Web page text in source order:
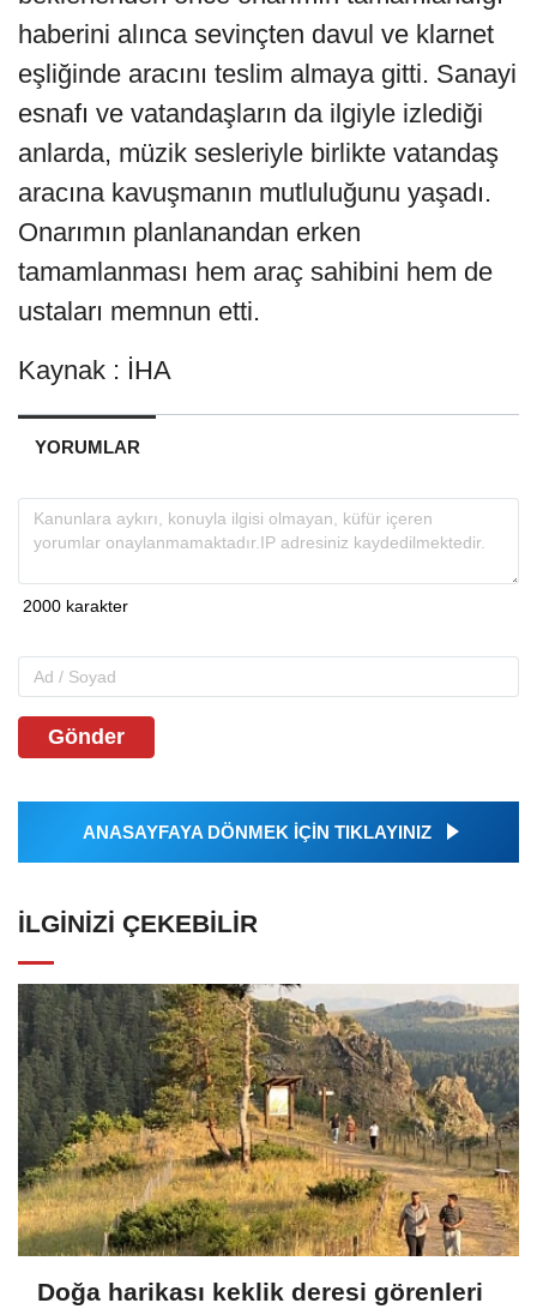
haberini alınca sevinçten davul ve klarnet
eşliğinde aracını teslim almaya gitti. Sanayi
esnafı ve vatandaşların da ilgiyle izlediği
anlarda, müzik sesleriyle birlikte vatandaş
aracına kavuşmanın mutluluğunu yaşadı.
Onarımın planlanandan erken
tamamlanması hem araç sahibini hem de
ustaları memnun etti.
Kaynak : İHA
YORUMLAR
Gönder
ANASAYFAYA DÖNMEK İÇİN TIKLAYINIZ
İLGINIZI ÇEKEBILIR
Doğa harikası keklik deresi görenleri